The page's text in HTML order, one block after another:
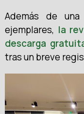
Además de
ejemplares, la
descarga
tras un breve